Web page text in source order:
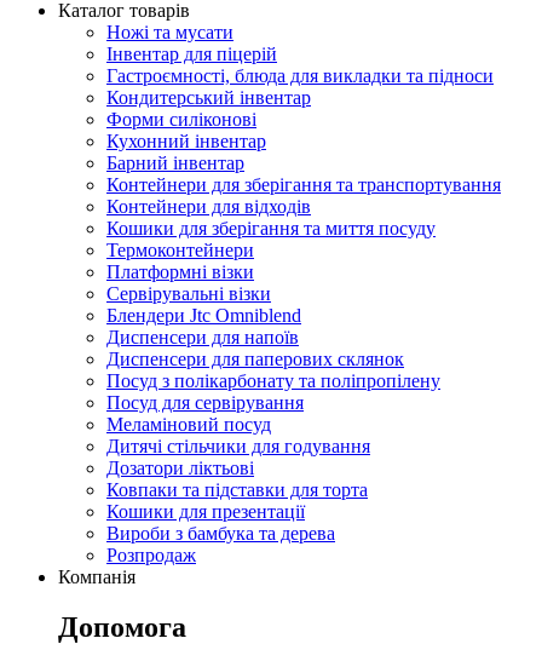
Каталог товарів
Ножі та мусати
Інвентар для піцерій
Гастроємності, блюда для викладки та підноси
Кондитерський інвентар
Форми силіконові
Кухонний інвентар
Барний інвентар
Контейнери для зберігання та транспортування
Контейнери для відходів
Кошики для зберігання та миття посуду
Термоконтейнери
Платформні візки
Сервірувальні візки
Блендери Jtc Omniblend
Диспенсери для напоїв
Диспенсери для паперових склянок
Посуд з полікарбонату та поліпропілену
Посуд для сервірування
Меламіновий посуд
Дитячі стільчики для годування
Дозатори ліктьові
Ковпаки та підставки для торта
Кошики для презентації
Вироби з бамбука та дерева
Розпродаж
Компанія
Допомога